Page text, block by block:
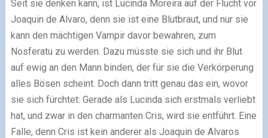
Seit sie denken kann, ist Lucinda Moreira auf der Flucht vor
Joaquin de Alvaro, denn sie ist eine Blutbraut, und nur sie
kann den mächtigen Vampir davor bewahren, zum
Nosferatu zu werden. Dazu müsste sie sich und ihr Blut
auf ewig an den Mann binden, der für sie die Verkörperung
alles Bösen scheint. Doch dann tritt genau das ein, wovor
sie sich fürchtet: Gerade als Lucinda sich erstmals verliebt
hat, und zwar in den charmanten Cris, wird sie entführt. Eine
Falle, denn Cris ist kein anderer als Joaquin de Alvaros